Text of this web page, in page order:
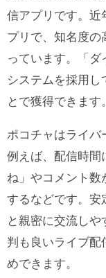
信アプリです。近
プリで、知名度の
っています。「ダ
システムを採用し
とで獲得できます。
ポコチャはライバ
例えば、配信時間
ね」やコメント数
するなどです。安
と親密に交流し
判も良いライブ配
めできます。